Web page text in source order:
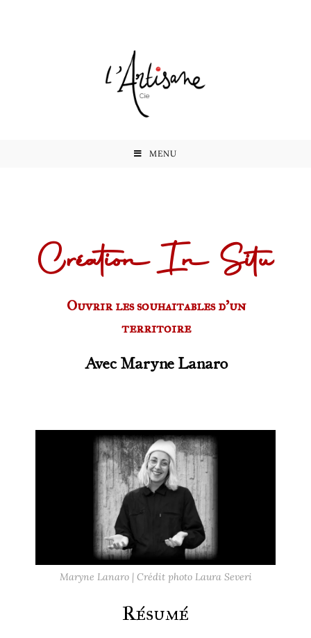
MENU
Création In Situ
Ouvrir les souhaitables d’un
territoire
Avec Maryne Lanaro
Maryne Lanaro | Crédit photo Laura Severi
Résumé